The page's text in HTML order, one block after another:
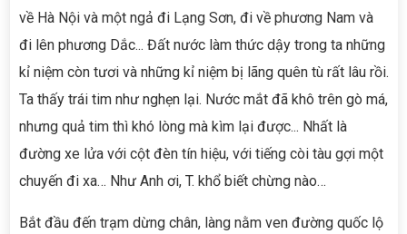
về Hà Nội và một ngả đi Lạng Sơn, đi về phương Nam và
đi lên phương Dắc... Đất nước làm thức dậy trong ta những
kỉ niệm còn tươi và những kỉ niệm bị lãng quên tù rất lâu rồi.
Ta thấy trái tim như nghẹn lại. Nước mắt đã khô trên gò má,
nhưng quả tim thì khó lòng mà kìm lại được... Nhất là
đường xe lửa với cột đèn tín hiệu, với tiếng còi tàu gợi một
chuyến đi xa… Như Anh ơi, T. khổ biết chừng nào…
Bắt đầu đến trạm dừng chân, làng nằm ven đường quốc lộ